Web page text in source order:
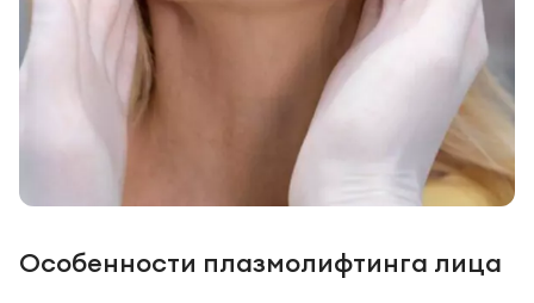
Особенности плазмолифтинга лица